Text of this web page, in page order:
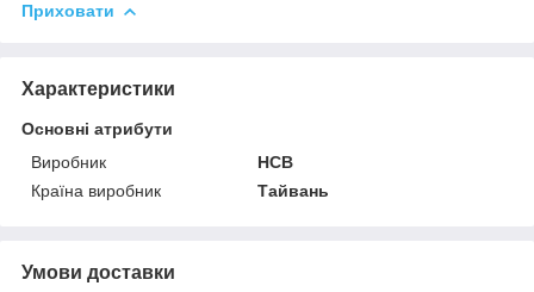
Приховати
Характеристики
Основні атрибути
Виробник
HCB
Країна виробник
Тайвань
Умови доставки